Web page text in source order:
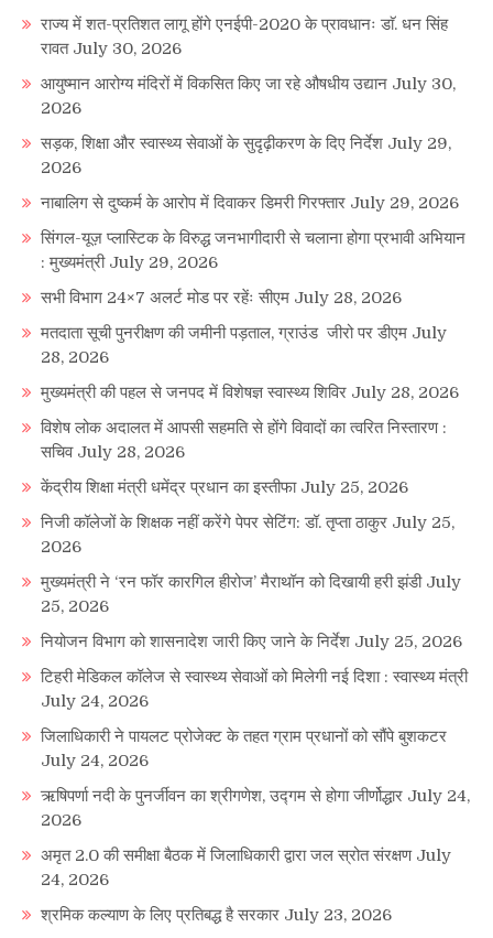
राज्य में शत-प्रतिशत लागू होंगे एनईपी-2020 के प्रावधानः डाॅ. धन सिंह
रावत July 30, 2026
आयुष्मान आरोग्य मंदिरों में विकसित किए जा रहे औषधीय उद्यान July 30,
2026
सड़क, शिक्षा और स्वास्थ्य सेवाओं के सुदृढ़ीकरण के दिए निर्देश July 29,
2026
नाबालिग से दुष्कर्म के आरोप में दिवाकर डिमरी गिरफ्तार July 29, 2026
सिंगल-यूज़ प्लास्टिक के विरुद्ध जनभागीदारी से चलाना होगा प्रभावी अभियान
: मुख्यमंत्री July 29, 2026
सभी विभाग 24×7 अलर्ट मोड पर रहेंः सीएम July 28, 2026
मतदाता सूची पुनरीक्षण की जमीनी पड़ताल, ग्राउंड जीरो पर डीएम July
28, 2026
मुख्यमंत्री की पहल से जनपद में विशेषज्ञ स्वास्थ्य शिविर July 28, 2026
विशेष लोक अदालत में आपसी सहमति से होंगे विवादों का त्वरित निस्तारण :
सचिव July 28, 2026
केंद्रीय शिक्षा मंत्री धमेंद्र प्रधान का इस्तीफा July 25, 2026
निजी कॉलेजों के शिक्षक नहीं करेंगे पेपर सेटिंग: डॉ. तृप्ता ठाकुर July 25,
2026
मुख्यमंत्री ने ‘रन फॉर कारगिल हीरोज’ मैराथॉन को दिखायी हरी झंडी July
25, 2026
नियोजन विभाग को शासनादेश जारी किए जाने के निर्देश July 25, 2026
टिहरी मेडिकल कॉलेज से स्वास्थ्य सेवाओं को मिलेगी नई दिशा : स्वास्थ्य मंत्री
July 24, 2026
जिलाधिकारी ने पायलट प्रोजेक्ट के तहत ग्राम प्रधानों को सौंपे बुशकटर
July 24, 2026
ऋषिपर्णा नदी के पुनर्जीवन का श्रीगणेश, उद्गम से होगा जीर्णोद्धार July 24,
2026
अमृत 2.0 की समीक्षा बैठक में जिलाधिकारी द्वारा जल स्रोत संरक्षण July
24, 2026
श्रमिक कल्याण के लिए प्रतिबद्ध है सरकार July 23, 2026